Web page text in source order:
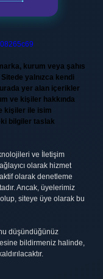
kurum veya şahıs
yalnızca kendi
yer alan içerikler
ve kişiler hakkında
kişiler ile isim
bilgiler taslak
ve İletişim
olarak hizmet
olarak denetleme
Ancak, üyelerimiz
siteye üye olarak bu
düşündüğünüz
bildirmeniz halinde,